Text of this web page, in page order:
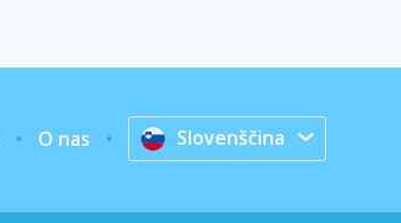
O nas Slovenščina